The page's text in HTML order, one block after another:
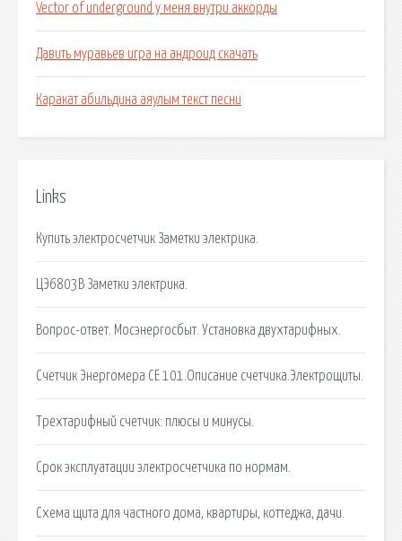
Vector of underground у меня внутри аккорды
Давить муравьев игра на андроид скачать
Каракат абильдина аяулым текст песни
Links
Купить электросчетчик Заметки электрика.
ЦЭ6803В Заметки электрика.
Вопрос-ответ. Мосэнергосбыт. Установка двухтарифных.
Счетчик Энергомера СЕ 101.Описание счетчика.Электрощиты.
Трехтарифный счетчик: плюсы и минусы.
Срок эксплуатации электросчетчика по нормам.
Схема щита для частного дома, квартиры, коттеджа, дачи.